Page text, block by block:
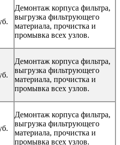
Демонтаж корпуса фильтра,
выгрузка фильтрующего
материала, прочистка и
промывка всех узлов.
Демонтаж корпуса фильтра,
выгрузка фильтрующего
материала, прочистка и
промывка всех узлов.
Демонтаж корпуса фильтра,
выгрузка фильтрующего
материала, прочистка и
промывка всех узлов.